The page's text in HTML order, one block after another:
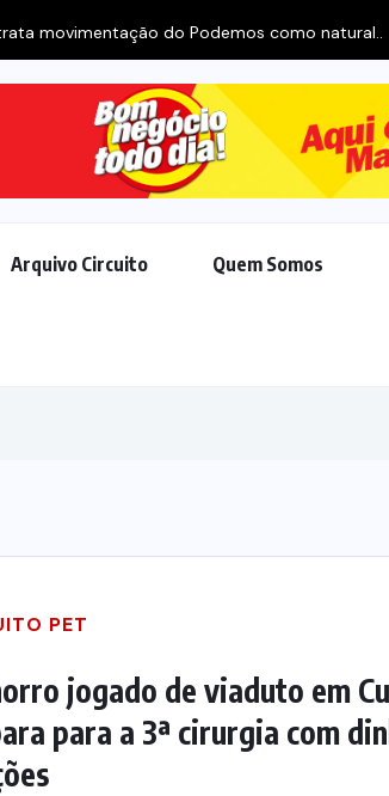
como natural...
Arquivo Circuito Quem Somos
PET
jogado de viaduto em
para a 3ª cirurgia com